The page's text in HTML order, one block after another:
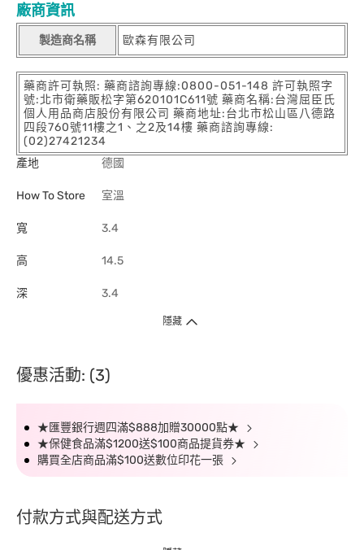
廠商資訊
製造商名稱 歐森有限公司
藥商許可執照: 藥商諮詢專線:0800-051-148 許可執照字
號:北市衛藥販松字第620101C611號 藥商名稱:台灣屈臣氏
個人用品商店股份有限公司 藥商地址:台北市松山區八德路
四段760號11樓之1、之2及14樓 藥商諮詢專線:
(02)27421234
產地
德國
How To Store 室溫
寬 3.4
高 14.5
深 3.4
隱藏
優惠活動: (3)
★匯豐銀行週四滿$888加贈30000點★
★保健食品滿$1200送$100商品提貨券★
購買全店商品滿$100送數位印花一張
付款方式與配送方式